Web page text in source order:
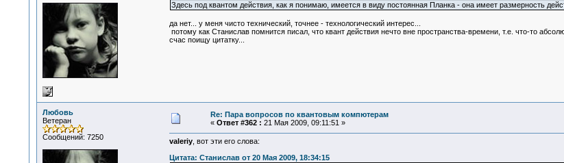
Здесь под квантом действия, как я понимаю, имеется в виду постоянная Планка - она имеет размерность
да нет... у меня чисто технический, точнее - технологический интерес...
потому как Станислав помнится писал, что квант действия нечто вне пространства-времени, т.е. что-то
счас поищу цитатку...
Любовь
Ветеран
Сообщений: 7250
Re: Пара вопросов по квантовым компютерам
« Ответ #362 : 21 Мая 2009, 09:11:51 »
valeriy, вот эти его слова:
Цитата: Станислав от 20 Мая 2009, 18:34:15